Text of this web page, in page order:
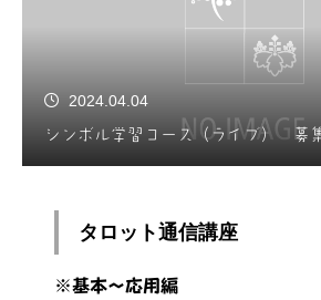
2024.04.04
シンボル学習コース（ライブ） 募
タロット通信講座
※基本～応用編